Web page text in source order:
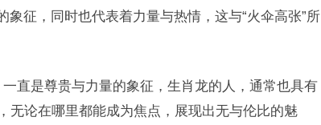
征，同时也代表着力量与热情，这与“火伞高张”所
一直是尊贵与力量的象征，生肖龙的人，通常也具有
无论在哪里都能成为焦点，展现出无与伦比的魅